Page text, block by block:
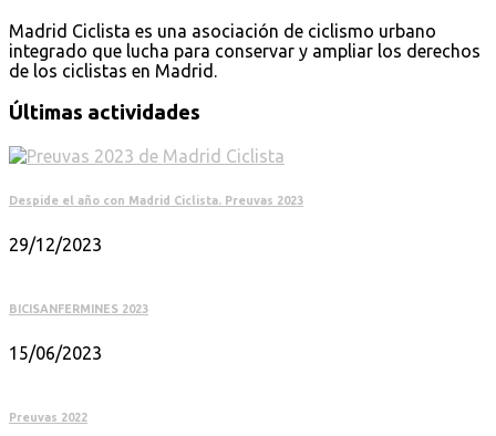
Madrid Ciclista es una asociación de ciclismo urbano
integrado que lucha para conservar y ampliar los derechos
de los ciclistas en Madrid.
Últimas actividades
Despide el año con Madrid Ciclista. Preuvas 2023
29/12/2023
BICISANFERMINES 2023
15/06/2023
Preuvas 2022